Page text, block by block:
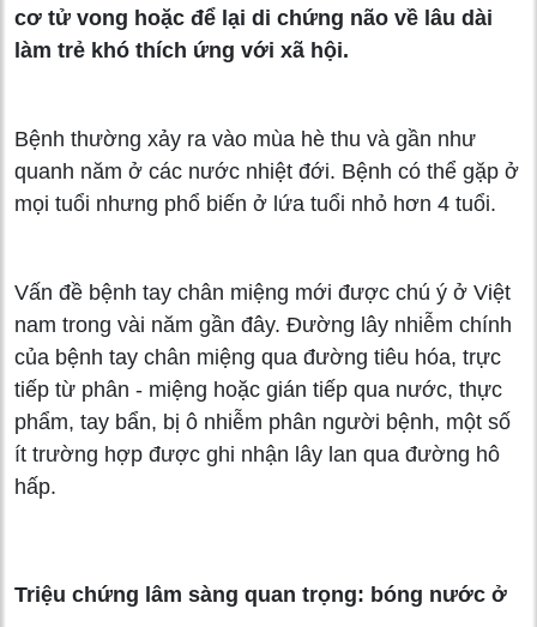
cơ tử vong hoặc để lại di chứng não về lâu dài
làm trẻ khó thích ứng với xã hội.
Bệnh thường xảy ra vào mùa hè thu và gần như
quanh năm ở các nước nhiệt đới. Bệnh có thể gặp ở
mọi tuổi nhưng phổ biến ở lứa tuổi nhỏ hơn 4 tuổi.
Vấn đề bệnh tay chân miệng mới được chú ý ở Việt
nam trong vài năm gần đây. Đường lây nhiễm chính
của bệnh tay chân miệng qua đường tiêu hóa, trực
tiếp từ phân - miệng hoặc gián tiếp qua nước, thực
phẩm, tay bẩn, bị ô nhiễm phân người bệnh, một số
ít trường hợp được ghi nhận lây lan qua đường hô
hấp.
Triệu chứng lâm sàng quan trọng: bóng nước ở